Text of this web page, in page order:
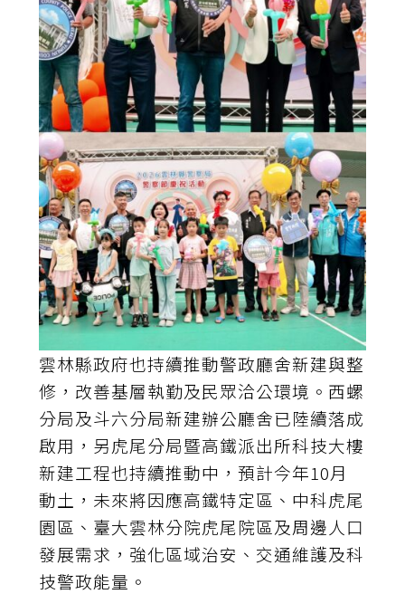
雲林縣政府也持續推動警政廳舍新建與整
修，改善基層執勤及民眾洽公環境。西螺
分局及斗六分局新建辦公廳舍已陸續落成
啟用，另虎尾分局暨高鐵派出所科技大樓
新建工程也持續推動中，預計今年10月
動土，未來將因應高鐵特定區、中科虎尾
園區、臺大雲林分院虎尾院區及周邊人口
發展需求，強化區域治安、交通維護及科
技警政能量。